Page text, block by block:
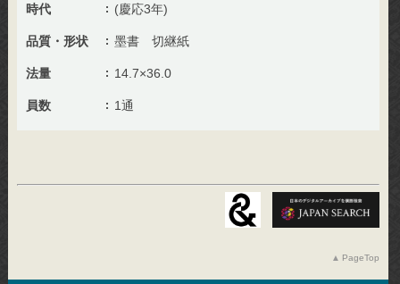
時代 (慶応3年)
品質・形状 墨書 切継紙
法量 14.7×36.0
員数 1通
PageTop